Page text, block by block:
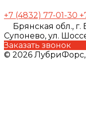
+7 (4832) 77-01-30
Брянская обл.,
Супонево, ул.
Заказать звонок
© 2026